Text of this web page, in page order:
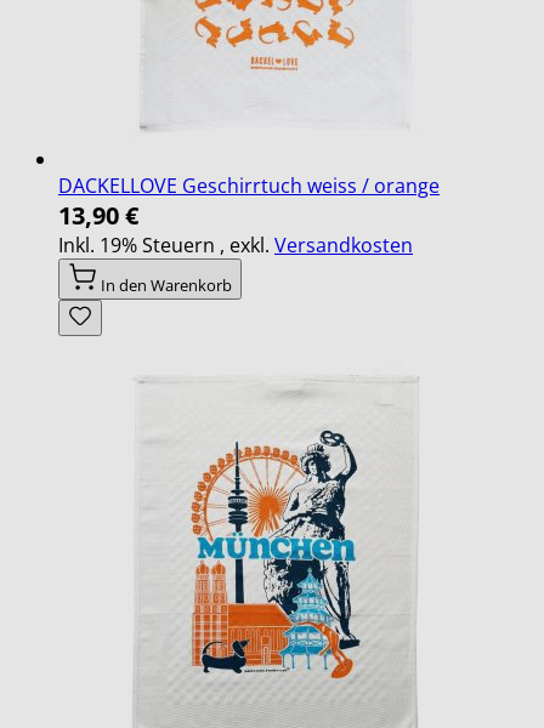
DACKELLOVE Geschirrtuch weiss / orange
13,90 €
Inkl. 19% Steuern , exkl. Versandkosten
In den Warenkorb